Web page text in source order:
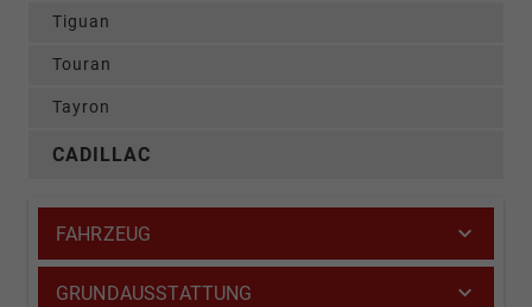
Tiguan
Touran
Tayron
CADILLAC
FAHRZEUG
GRUNDAUSSTATTUNG